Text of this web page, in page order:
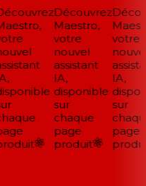
Découvrez
Maestro,
votre
nouvel
assistant
IA,
disponible
sur
chaque
page
produit
votre
nouvel
IA,
sur
page
produit